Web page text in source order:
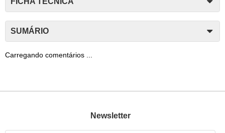
SUMÁRIO
Carregando comentários ...
Newsletter